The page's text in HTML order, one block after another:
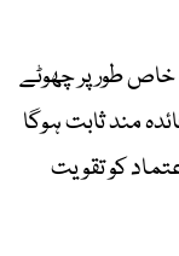
طور پر چھوٹے
مند ثابت ہوگا
کو تقویت